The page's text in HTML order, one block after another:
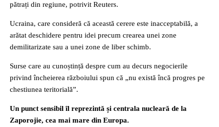
pătrați din regiune, potrivit Reuters.
Ucraina, care consideră că această cerere este inacceptabilă, a
arătat deschidere pentru idei precum crearea unei zone
demilitarizate sau a unei zone de liber schimb.
Surse care au cunoștință despre cum au decurs negocierile
privind încheierea războiului spun că „nu există încă progres pe
chestiunea teritorială”.
Un punct sensibil îl reprezintă și centrala nucleară de la
Zaporojie, cea mai mare din Europa.